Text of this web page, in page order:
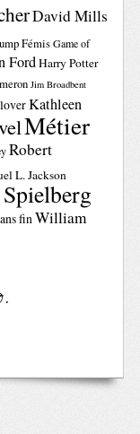
David Mills
Fémis Game of
FordHarry Potter
Jim Broadbent
Kathleen
Métier
Robert
L. Jackson
Spielberg
finWilliam